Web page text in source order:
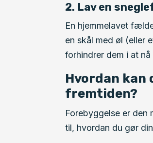
2. Lav en
En hjemmelavet
en skål med øl (eller
forhindrer dem i at nå
Hvordan
fremtiden?
Forebyggelse er den
til, hvordan du gør